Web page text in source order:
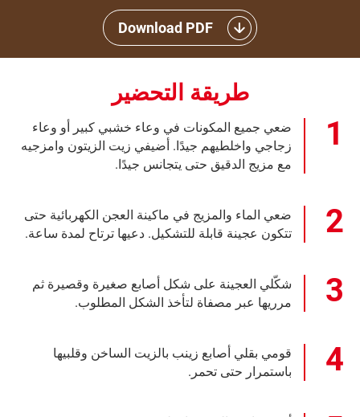
Download PDF
طريقة التحضير
ضعي جميع المكونات في وعاء خشبي كبير أو وعاء
زجاجي واخلطيهم جيدًا. أضيفي زيت الزيتون وامزجيه
مع مزيج الدقيق حتى يتجانس جيدًا.
ضعي الماء والمزيج في ماكينة العجن الكهربائية حتى
تتكون عجينة قابلة للتشكيل. دعيها ترتاح لمدة ساعة.
شكّلي العجينة على شكل أصابع صغيرة وقصيرة ثم
مرريها عبر مصفاة لتأخذ الشكل المطلوب.
قومي بقلي أصابع زينب بالزيت الساخن وقلبيها
باستمرار حتى تحمر.